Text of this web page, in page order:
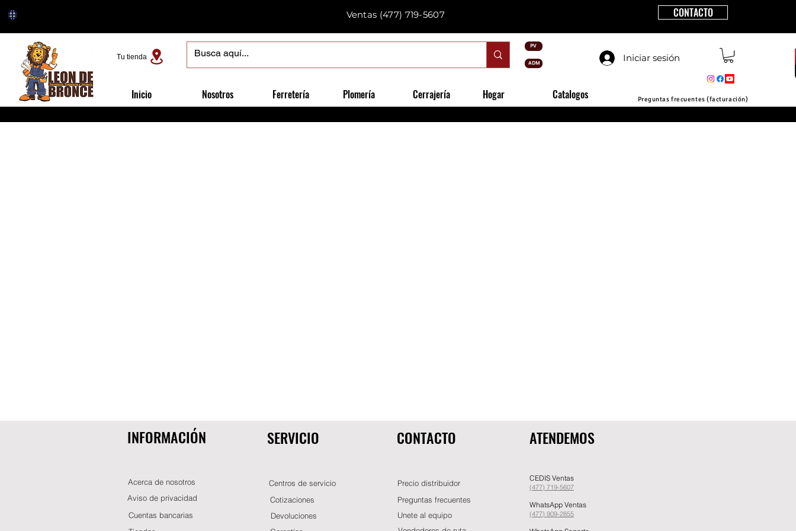
PV
ADM
Ventas (477) 719-5607 CONTACTO
Iniciar sesión
Tu tienda
Inicio Nosotros Ferretería Plomería Cerrajería Hogar Catalogos Preguntas frecuentes (facturación)
INFORMACIÓN
Acerca de nosotros
Aviso de privacidad
Cuentas bancarias
SERVICIO
Centros de servicio
Cotizaciones
Devoluciones
CONTACTO
Precio distribuidor
Preguntas frecuentes
Unete al equipo
ATENDEMOS
CEDIS Ventas
(477) 719-5607
WhatsApp Ventas
(477) 909-2855